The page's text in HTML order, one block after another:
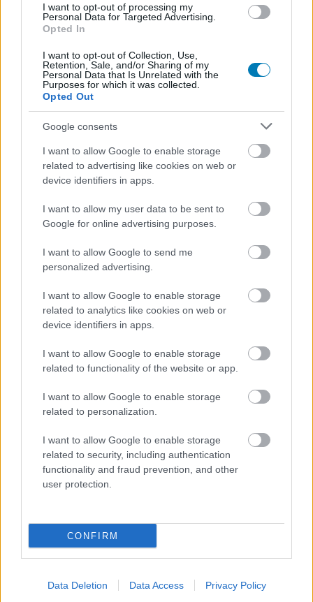
I want to opt-out of processing my
Personal Data for Targeted Advertising.
Opted In
I want to opt-out of Collection, Use,
Retention, Sale, and/or Sharing of my
Personal Data that Is Unrelated with the
Purposes for which it was collected.
Opted Out
Google consents
I want to allow Google to enable storage
related to advertising like cookies on web or
device identifiers in apps.
I want to allow my user data to be sent to
Google for online advertising purposes.
I want to allow Google to send me
personalized advertising.
I want to allow Google to enable storage
related to analytics like cookies on web or
device identifiers in apps.
I want to allow Google to enable storage
related to functionality of the website or app.
I want to allow Google to enable storage
related to personalization.
I want to allow Google to enable storage
related to security, including authentication
functionality and fraud prevention, and other
user protection.
CONFIRM
Data Deletion Data Access Privacy Policy
indulása után már össze is gyűlt a szükséges pénzalap.
Astral Chain teszt - fényesebb a kardnál a lánc
A külső nézetes akciójátékok mesterei a jövőbe kalauzolnak
el minket legújabb címükben és bár hozzák az elvárt
Astral Chain - még egy utolsó trailert kapott
| 2019.08.27 19:25
A játékmenetből, a harcrendszerből és a sztoriból is
láthattunk egy kis ízelítőt.